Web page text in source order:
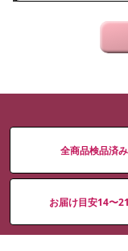
全商品検品済み
お届け目安14〜